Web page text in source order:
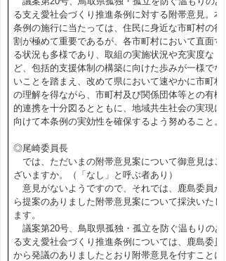
る支え愛社会づくり推進条例に対する附帯意見。本
条例の施行に当たっては、住民に身近な市町村の役
割が極めて重要であるが、各市町村において直面す
る状況も多様であり、取組の実施状況や充実度な
ど、包括的支援体制の構築に向けた歩みが一様でな
いことを踏まえ、改めて県において速やかに市町村
の理解を得ながら、市町村及び関係団体等との有機
的連携を十分図るとともに、地域共生社会の実現に
向けて本条例の実効性を確保するよう努めること。
◎尾崎委員長
では、ただいまの附帯意見案について御意見はご
ざいますか。（「なし」と呼ぶ者あり）
意見がないようですので、それでは、鹿島委員か
ら提案のありました附帯意見案について採決いたし
ます。
議案第20号、鳥取県孤独・孤立を防ぐ温もりのあ
る支え愛社会づくり推進条例については、鹿島委員
から発議のありましたとおり附帯意見を付すことに